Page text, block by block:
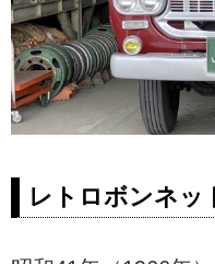
レトロボンネッ